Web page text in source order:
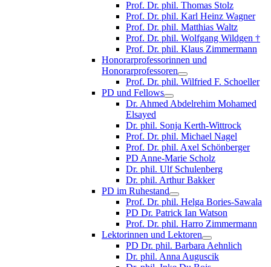
Prof. Dr. phil. Thomas Stolz
Prof. Dr. phil. Karl Heinz Wagner
Prof. Dr. phil. Matthias Waltz
Prof. Dr. phil. Wolfgang Wildgen †
Prof. Dr. phil. Klaus Zimmermann
Honorarprofessorinnen und
Honorarprofessoren
Prof. Dr. phil. Wilfried F. Schoeller
PD und Fellows
Dr. Ahmed Abdelrehim Mohamed
Elsayed
Dr. phil. Sonja Kerth-Wittrock
Prof. Dr. phil. Michael Nagel
Prof. Dr. phil. Axel Schönberger
PD Anne-Marie Scholz
Dr. phil. Ulf Schulenberg
Dr. phil. Arthur Bakker
PD im Ruhestand
Prof. Dr. phil. Helga Bories-Sawala
PD Dr. Patrick Ian Watson
Prof. Dr. phil. Harro Zimmermann
Lektorinnen und Lektoren
PD Dr. phil. Barbara Aehnlich
Dr. phil. Anna Auguscik